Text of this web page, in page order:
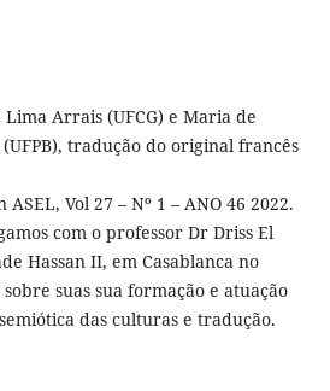
Arrais (UFCG) e Maria de
tradução do original francês
Vol 27 – Nº 1 – ANO 46 2022.
com o professor Dr Driss El
Hassan II, em Casablanca no
suas sua formação e atuação
das culturas e tradução.